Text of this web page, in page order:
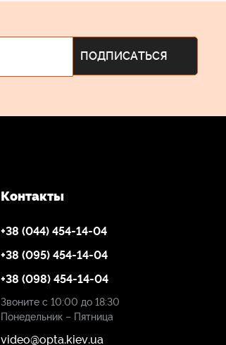
Контакты
+38 (044) 454-14-04
+38 (095) 454-14-04
+38 (098) 454-14-04
Звоните с 10:00 до 18:30
Понедельник – Пятница
video@opta.kiev.ua